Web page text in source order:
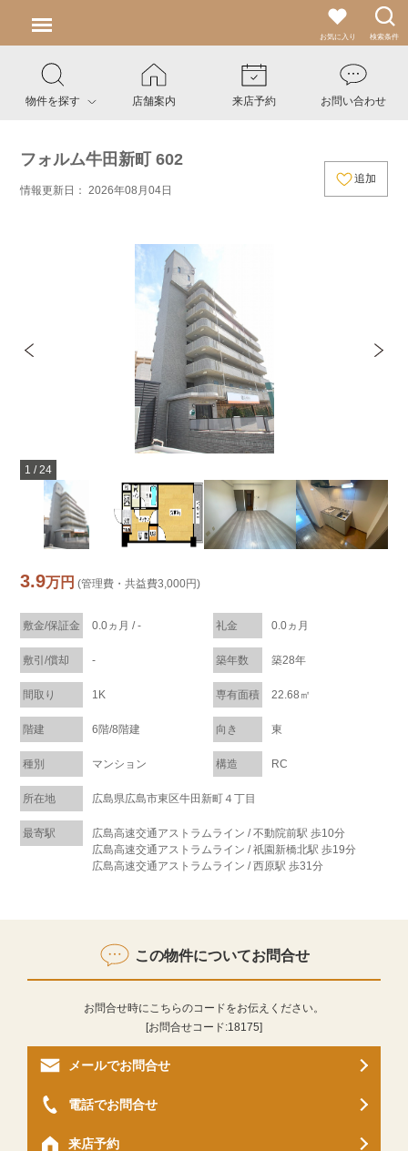
お気に入り 検索条件
物件を探す 店舗案内 来店予約 お問い合わせ
フォルム牛田新町 602
情報更新日： 2026年08月04日
追加
1 /24
3.9万円 (管理費・共益費3,000円)
敷金/保証金 0.0ヵ月 / - 礼金 0.0ヵ月
敷引/償却 - 築年数 築28年
間取り 1K 専有面積 22.68㎡
階建 6階/8階建 向き 東
種別 マンション 構造 RC
所在地 広島県広島市東区牛田新町４丁目
最寄駅
広島高速交通アストラムライン / 不動院前駅 歩10分
広島高速交通アストラムライン / 祇園新橋北駅 歩19分
広島高速交通アストラムライン / 西原駅 歩31分
この物件についてお問合せ
お問合せ時にこちらのコードをお伝えください。
[お問合せコード:18175]
メールでお問合せ
来店予約
電話でお問合せ